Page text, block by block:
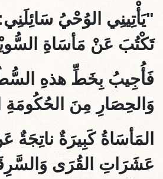
"يَأْتِينِي الوُحْيُ
تَكْتُبَ عَنْ مَأسَاةِ
فَأُجِيبُ بِخَطِّ هذهِ
وَالحِصَارِ مِنَ الحُكُومَةِ
المَأسَاةُ كَبِيرَةٌ
عَشَرَاتِ القُرَى